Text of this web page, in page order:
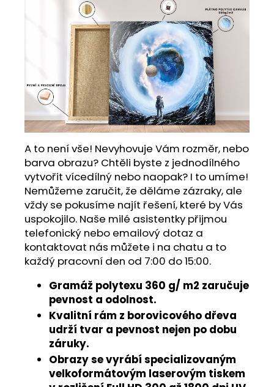
A to není vše! Nevyhovuje Vám rozměr, nebo
barva obrazu? Chtěli byste z jednodílného
vytvořit vícedílný nebo naopak? I to umíme!
Nemůžeme zaručit, že děláme zázraky, ale
vždy se pokusíme najít řešení, které by Vás
uspokojilo. Naše milé asistentky přijmou
telefonický nebo emailový dotaz a
kontaktovat nás můžete i na chatu a to
každý pracovní den od 7:00 do 15:00.
Gramáž polytexu 360 g/ m2 zaručuje
pevnost a odolnost.
Kvalitní rám z borovicového dřeva
udrží tvar a pevnost nejen po dobu
záruky.
Obrazy se vyrábí specializovaným
velkoformátovým laserovým tiskem